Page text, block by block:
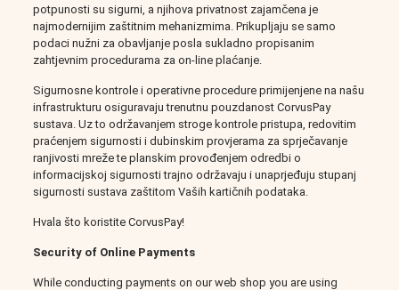
potpunosti su sigurni, a njihova privatnost zajamčena je
najmodernijim zaštitnim mehanizmima. Prikupljaju se samo
podaci nužni za obavljanje posla sukladno propisanim
zahtjevnim procedurama za on-line plaćanje.
Sigurnosne kontrole i operativne procedure primijenjene na našu
infrastrukturu osiguravaju trenutnu pouzdanost CorvusPay
sustava. Uz to održavanjem stroge kontrole pristupa, redovitim
praćenjem sigurnosti i dubinskim provjerama za sprječavanje
ranjivosti mreže te planskim provođenjem odredbi o
informacijskoj sigurnosti trajno održavaju i unaprjeđuju stupanj
sigurnosti sustava zaštitom Vaših kartičnih podataka.
Hvala što koristite CorvusPay!
Security of Online Payments
While conducting payments on our web shop you are using